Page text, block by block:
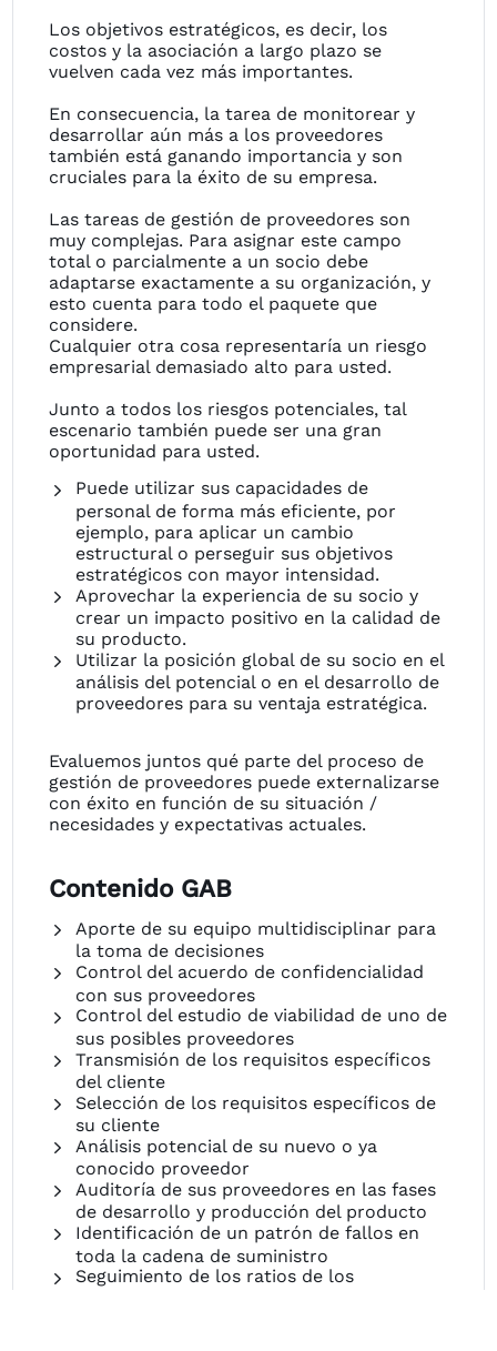
Los objetivos estratégicos, es decir, los
costos y la asociación a largo plazo se
vuelven cada vez más importantes.
En consecuencia, la tarea de monitorear y
desarrollar aún más a los proveedores
también está ganando importancia y son
cruciales para la éxito de su empresa.
Las tareas de gestión de proveedores son
muy complejas. Para asignar este campo
total o parcialmente a un socio debe
adaptarse exactamente a su organización, y
esto cuenta para todo el paquete que
considere.
Cualquier otra cosa representaría un riesgo
empresarial demasiado alto para usted.
Junto a todos los riesgos potenciales, tal
escenario también puede ser una gran
oportunidad para usted.
Puede utilizar sus capacidades de
personal de forma más eficiente, por
ejemplo, para aplicar un cambio
estructural o perseguir sus objetivos
estratégicos con mayor intensidad.
Aprovechar la experiencia de su socio y
crear un impacto positivo en la calidad de
su producto.
Utilizar la posición global de su socio en el
análisis del potencial o en el desarrollo de
proveedores para su ventaja estratégica.
Evaluemos juntos qué parte del proceso de
gestión de proveedores puede externalizarse
con éxito en función de su situación /
necesidades y expectativas actuales.
Contenido GAB
Aporte de su equipo multidisciplinar para
la toma de decisiones
Control del acuerdo de confidencialidad
con sus proveedores
Control del estudio de viabilidad de uno de
sus posibles proveedores
Transmisión de los requisitos específicos
del cliente
Selección de los requisitos específicos de
su cliente
Análisis potencial de su nuevo o ya
conocido proveedor
Auditoría de sus proveedores en las fases
de desarrollo y producción del producto
Identificación de un patrón de fallos en
toda la cadena de suministro
Seguimiento de los ratios de los